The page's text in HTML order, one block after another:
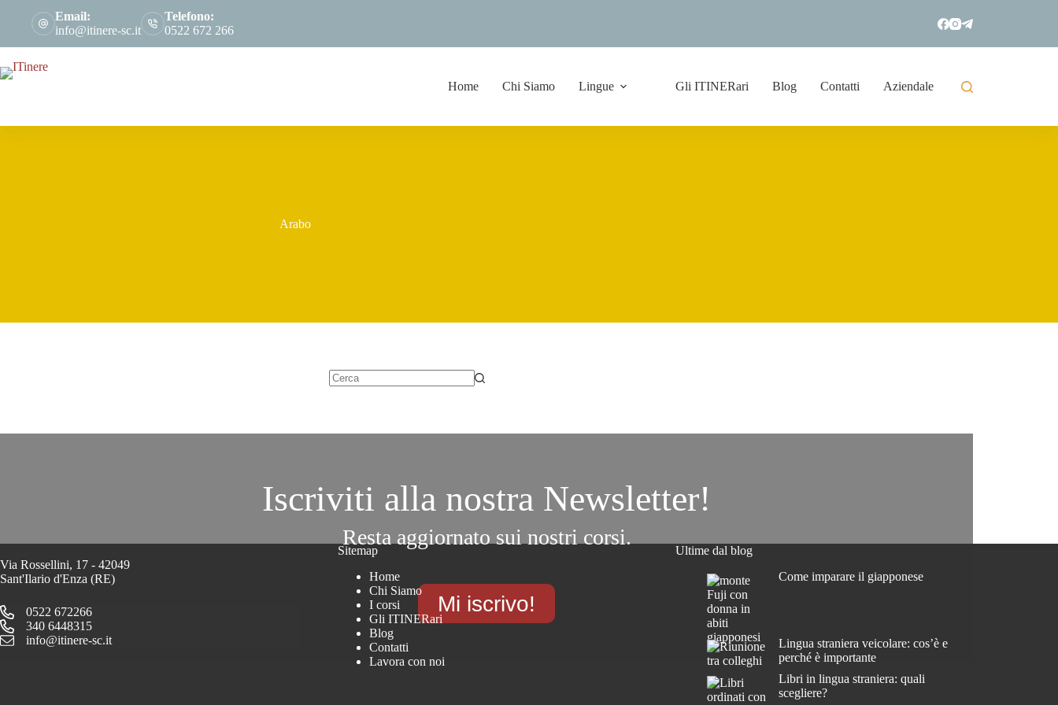
contenuto
Email:
info@itinere-sc.it
Telefono:
0522 672 266
Home Chi Siamo Lingue Gli ITINERari Blog Contatti Aziendale
Arabo
Iscriviti alla nostra Newsletter!
Resta aggiornato sui nostri corsi.
Mi iscrivo!
Via Rossellini, 17 - 42049
Sant'Ilario d'Enza (RE)
0522 672266
340 6448315
info@itinere-sc.it
Sitemap
Home
Chi Siamo
I corsi
Gli ITINERari
Blog
Contatti
Lavora con noi
Ultime dal blog
Come imparare il giapponese
Lingua straniera veicolare: cos’è e
perché è importante
Libri in lingua straniera: quali
scegliere?